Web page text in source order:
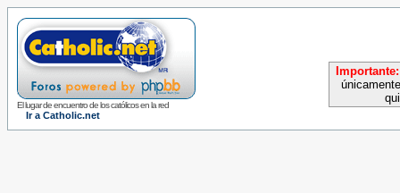
El lugar de encuentro de los católicos en la red
Ir a Catholic.net
Importante: